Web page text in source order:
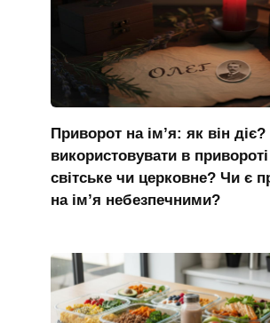
Приворот на ім’я: як він діє?
використовувати в
світське чи церковне? Чи є
на ім’я небезпечними?